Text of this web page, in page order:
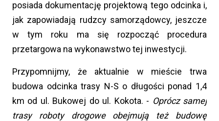
posiada dokumentację projektową tego odcinka i,
jak zapowiadają rudzcy samorządowcy, jeszcze
w tym roku ma się rozpocząć procedura
przetargowa na wykonawstwo tej inwestycji.
Przypomnijmy, że aktualnie w mieście trwa
budowa odcinka trasy N-S o długości ponad 1,4
km od ul. Bukowej do ul. Kokota. - Oprócz samej
trasy roboty drogowe obejmują też budowę